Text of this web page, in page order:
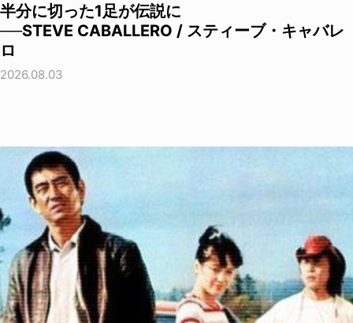
半分に切った1足が伝説に
──STEVE CABALLERO / スティーブ・キャバレ
ロ
2026.08.03